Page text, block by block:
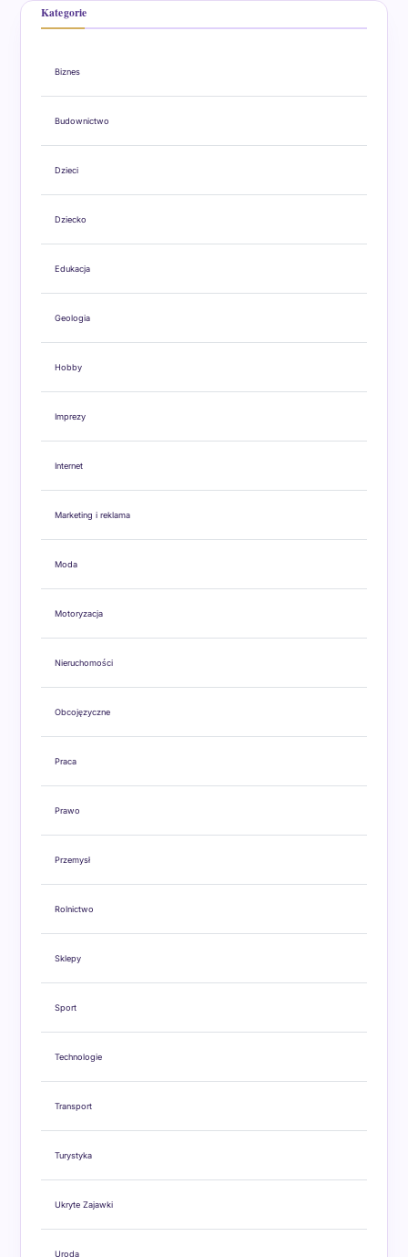
Kategorie
Biznes
Budownictwo
Dzieci
Dziecko
Edukacja
Geologia
Hobby
Imprezy
Internet
Marketing i reklama
Moda
Motoryzacja
Nieruchomości
Obcojęzyczne
Praca
Prawo
Przemysł
Rolnictwo
Sklepy
Sport
Technologie
Transport
Turystyka
Ukryte Zajawki
Uroda